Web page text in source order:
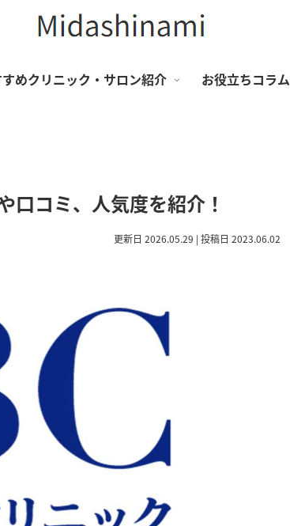
めクリニック・サロン紹介 お役立ちコラム
口コミ、人気度を紹介！
更新日 2026.05.29 | 投稿日 2023.06.02